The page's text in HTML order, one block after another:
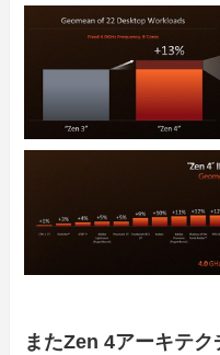
またZen 4アーキテ